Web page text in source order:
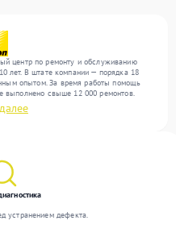
центр по ремонту и обслуживанию
лет. В штате компании — порядка 18
опытом. За время работы помощь
выполнено свыше 12 000 ремонтов.
300 единиц техники, включая , , . Мы
стабильный уровень сервиса
устранением дефекта.